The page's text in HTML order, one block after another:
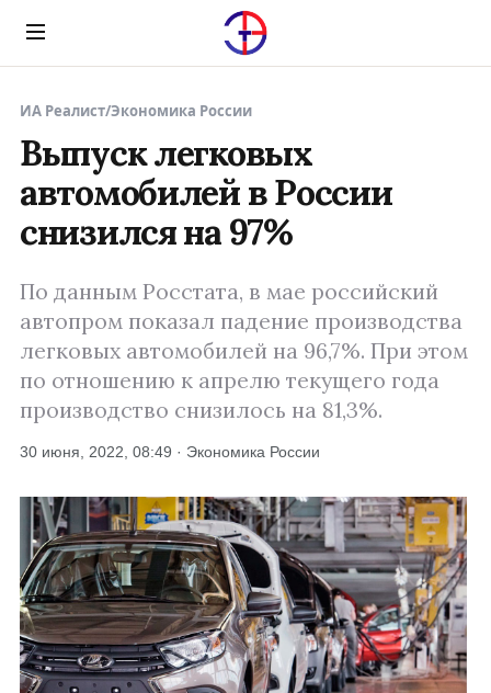
Menu
ИА Реалист/Экономика России
Выпуск легковых
автомобилей в России
снизился на 97%
По данным Росстата, в мае российский
автопром показал падение производства
легковых автомобилей на 96,7%. При этом
по отношению к апрелю текущего года
производство снизилось на 81,3%.
30 июня, 2022, 08:49 · Экономика России